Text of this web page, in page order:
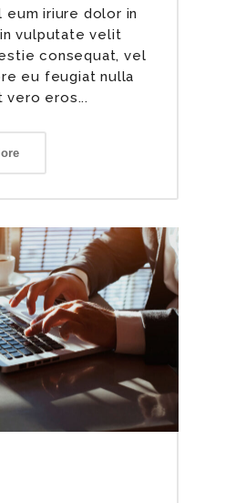
eum iriure dolor in
vulputate velit
consequat, vel
eu feugiat nulla
vero eros...